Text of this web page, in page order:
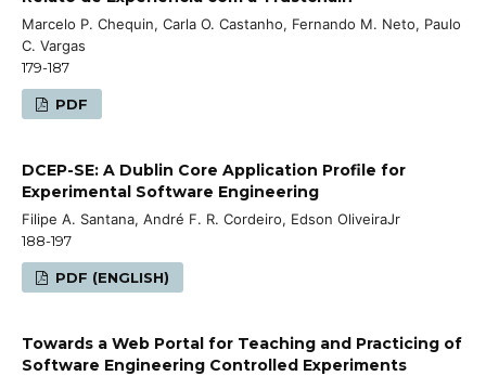
Marcelo P. Chequin, Carla O. Castanho, Fernando M. Neto, Paulo
C. Vargas
179-187
PDF
DCEP-SE: A Dublin Core Application Profile for
Experimental Software Engineering
Filipe A. Santana, André F. R. Cordeiro, Edson OliveiraJr
188-197
PDF (ENGLISH)
Towards a Web Portal for Teaching and Practicing of
Software Engineering Controlled Experiments